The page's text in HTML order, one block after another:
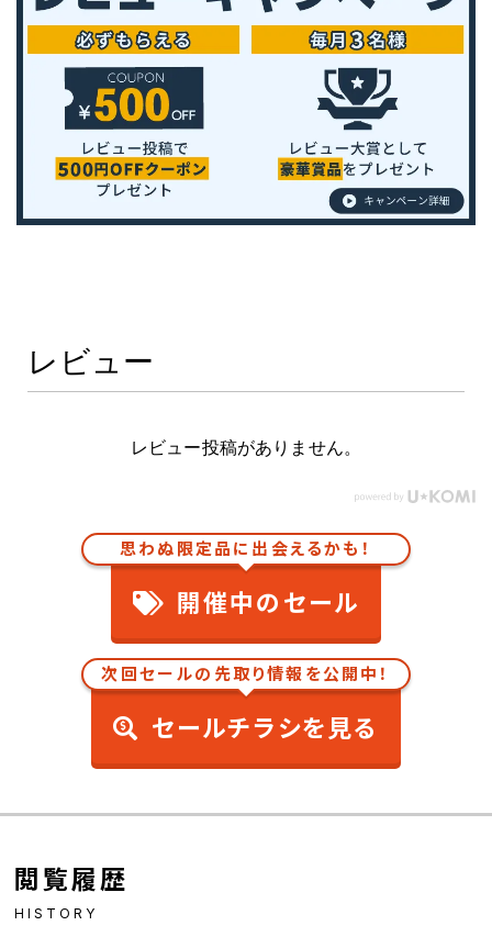
レビュー
レビュー投稿がありません。
思わぬ限定品に出会えるかも！
開催中のセール
次回セールの先取り情報を公開中！
セールチラシを見る
閲覧履歴
HISTORY